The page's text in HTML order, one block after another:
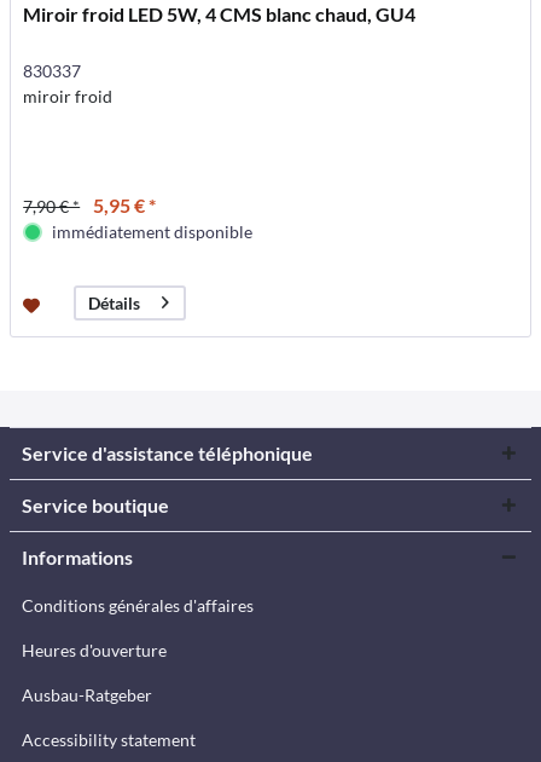
Miroir froid LED 5W, 4 CMS blanc chaud, GU4
830337
miroir froid
7,90 € * 5,95 € *
immédiatement disponible
Détails
Service d'assistance téléphonique
Service boutique
Informations
Conditions générales d'affaires
Heures d'ouverture
Ausbau-Ratgeber
Accessibility statement